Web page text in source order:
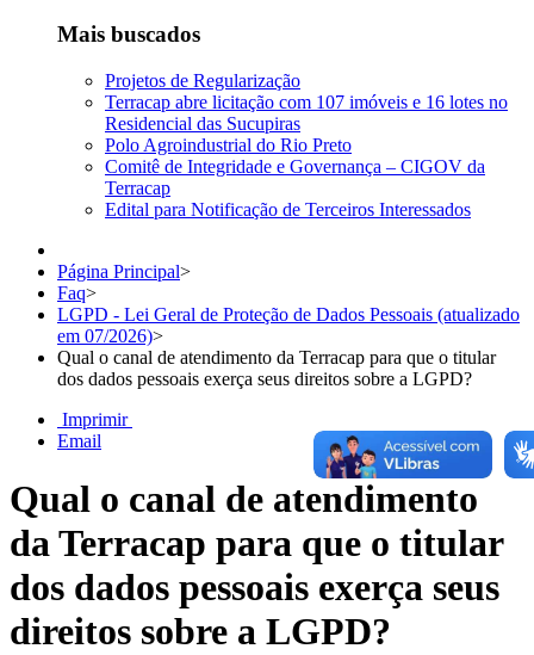
Mais buscados
Projetos de Regularização
Terracap abre licitação com 107 imóveis e 16 lotes no
Residencial das Sucupiras
Polo Agroindustrial do Rio Preto
Comitê de Integridade e Governança – CIGOV da
Terracap
Edital para Notificação de Terceiros Interessados
Página Principal>
Faq>
LGPD - Lei Geral de Proteção de Dados Pessoais (atualizado
em 07/2026)>
Qual o canal de atendimento da Terracap para que o titular
dos dados pessoais exerça seus direitos sobre a LGPD?
Imprimir
Email
Qual o canal de atendimento
da Terracap para que o titular
dos dados pessoais exerça seus
direitos sobre a LGPD?